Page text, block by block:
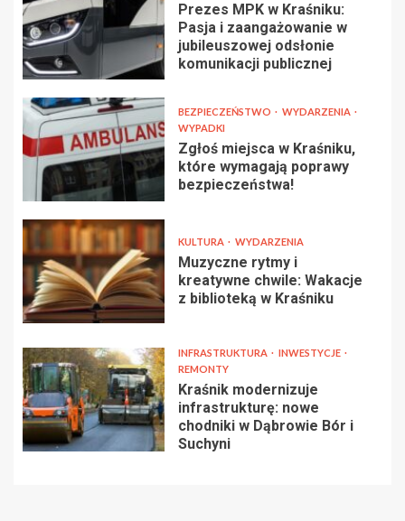
Prezes MPK w Kraśniku:
Pasja i zaangażowanie w
jubileuszowej odsłonie
komunikacji publicznej
BEZPIECZEŃSTWO
WYDARZENIA
WYPADKI
Zgłoś miejsca w Kraśniku,
które wymagają poprawy
bezpieczeństwa!
KULTURA WYDARZENIA
Muzyczne rytmy i
kreatywne chwile: Wakacje
z biblioteką w Kraśniku
INFRASTRUKTURA
INWESTYCJE
REMONTY
Kraśnik modernizuje
infrastrukturę: nowe
chodniki w Dąbrowie Bór i
Suchyni